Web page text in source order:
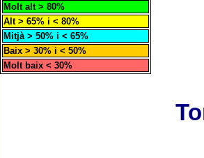
Molt alt > 80%
Alt > 65% i < 80%
Mitjà > 50% i < 65%
Baix > 30% i < 50%
Molt baix < 30%